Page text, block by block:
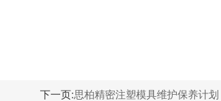
下一页:思柏精密注塑模具维护保养计划